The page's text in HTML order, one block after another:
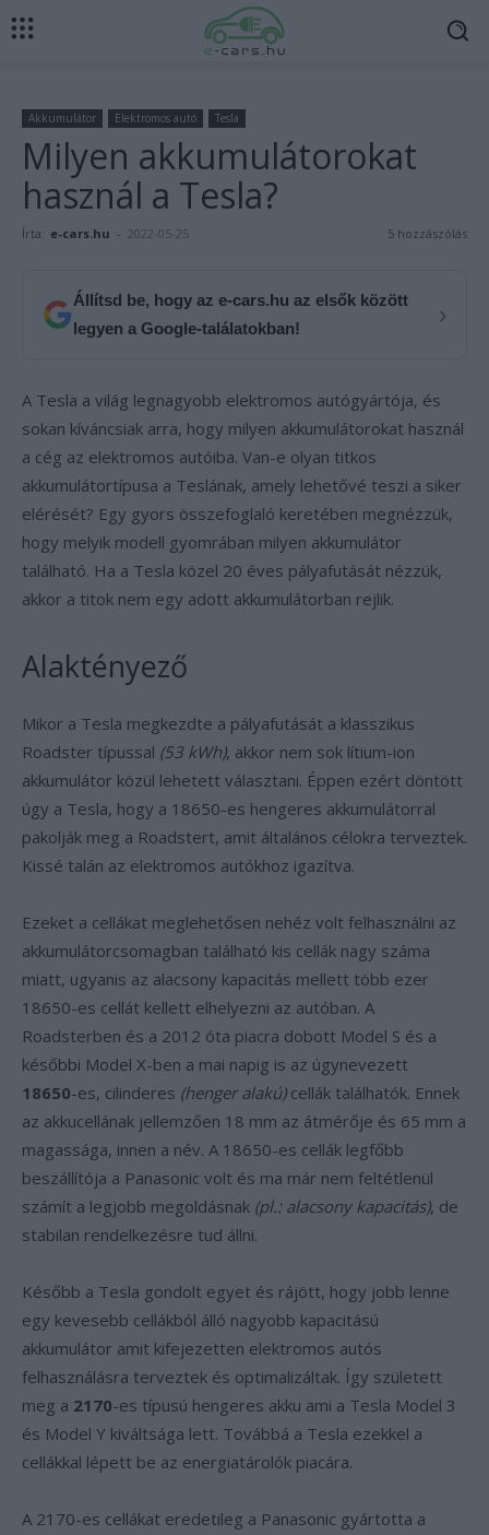
Akkumulátor Elektromos autó Tesla
Milyen akkumulátorokat
használ a Tesla?
Írta: e-cars.hu - 2022-05-25 5 hozzászólás
Állítsd be, hogy az e-cars.hu az elsők között
legyen a Google-találatokban!
›
A Tesla a világ legnagyobb elektromos autógyártója, és
sokan kíváncsiak arra, hogy milyen akkumulátorokat használ
a cég az elektromos autóiba. Van-e olyan titkos
akkumulátortípusa a Teslának, amely lehetővé teszi a siker
elérését? Egy gyors összefoglaló keretében megnézzük,
hogy melyik modell gyomrában milyen akkumulátor
található. Ha a Tesla közel 20 éves pályafutását nézzük,
akkor a titok nem egy adott akkumulátorban rejlik.
Alaktényező
Mikor a Tesla megkezdte a pályafutását a klasszikus
Roadster típussal (53 kWh), akkor nem sok lítium-ion
akkumulátor közül lehetett választani. Éppen ezért döntött
úgy a Tesla, hogy a 18650-es hengeres akkumulátorral
pakolják meg a Roadstert, amit általános célokra terveztek.
Kissé talán az elektromos autókhoz igazítva.
Ezeket a cellákat meglehetősen nehéz volt felhasználni az
akkumulátorcsomagban található kis cellák nagy száma
miatt, ugyanis az alacsony kapacitás mellett több ezer
18650-es cellát kellett elhelyezni az autóban. A
Roadsterben és a 2012 óta piacra dobott Model S és a
későbbi Model X-ben a mai napig is az úgynevezett
18650-es, cilinderes (henger alakú)cellák találhatók. Ennek
az akkucellának jellemzően 18 mm az átmérője és 65 mm a
magassága, innen a név. A 18650-es cellák legfőbb
beszállítója a Panasonic volt és ma már nem feltétlenül
számít a legjobb megoldásnak (pl.: alacsony kapacitás), de
stabilan rendelkezésre tud állni.
Később a Tesla gondolt egyet és rájött, hogy jobb lenne
egy kevesebb cellákból álló nagyobb kapacitású
akkumulátor amit kifejezetten elektromos autós
felhasználásra terveztek és optimalizáltak. Így született
meg a 2170-es típusú hengeres akku ami a Tesla Model 3
és Model Y kiváltsága lett. Továbbá a Tesla ezekkel a
cellákkal lépett be az energiatárolók piacára.
A 2170-es cellákat eredetileg a Panasonic gyártotta a